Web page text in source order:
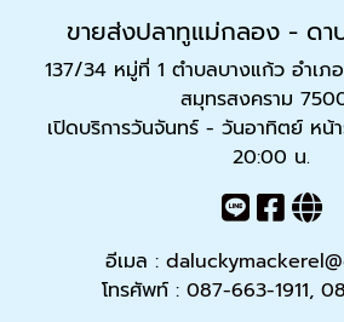
ขายส่งปลาทูแม่กลอง - ดา
137/34 หมู่ที่ 1 ตำบลบางแก้ว อำเภ
สมุทรสงคราม
เปิดบริการวันจันทร์ - วันอาทิตย์ หน้
20:00 น.
อีเมล :
โทรศัพท์ : 087-663-1911,